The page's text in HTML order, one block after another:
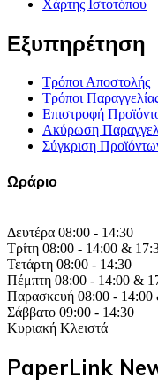
Χάρτης Ιστοτόπου
Εξυπηρέτηση
Τρόποι Αποστολής
Τρόποι
Επιστροφή
Ακύρωση
Σύγκριση
Ωράριο
Δευτέρα 08:00 - 14:30
Τρίτη 08:00 - 14:00 &
Τετάρτη 08:00 - 14:30
Πέμπτη 08:00 - 14:00 &
Παρασκευή 08:00 - 14:00
Σάββατο 09:00 - 14:30
Κυριακή Κλειστά
PaperLink